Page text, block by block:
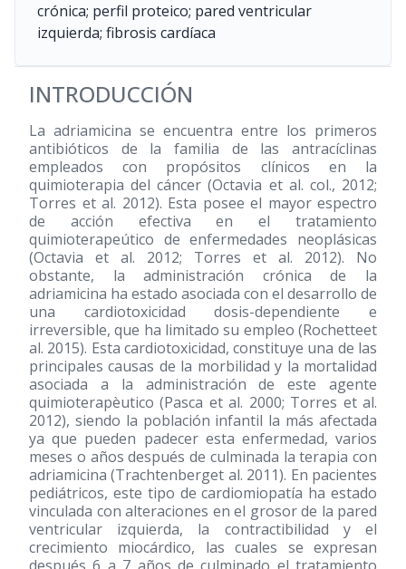
crónica; perfil proteico; pared ventricular
izquierda; fibrosis cardíaca
INTRODUCCIÓN
La adriamicina se encuentra entre los primeros
antibióticos de la familia de las antracíclinas
empleados con propósitos clínicos en la
quimioterapia del cáncer (Octavia et al. col., 2012;
Torres et al. 2012). Esta posee el mayor espectro
de acción efectiva en el tratamiento
quimioterapeútico de enfermedades neoplásicas
(Octavia et al. 2012; Torres et al. 2012). No
obstante, la administración crónica de la
adriamicina ha estado asociada con el desarrollo de
una cardiotoxicidad dosis-dependiente e
irreversible, que ha limitado su empleo (Rochetteet
al. 2015). Esta cardiotoxicidad, constituye una de las
principales causas de la morbilidad y la mortalidad
asociada a la administración de este agente
quimioterapèutico (Pasca et al. 2000; Torres et al.
2012), siendo la población infantil la más afectada
ya que pueden padecer esta enfermedad, varios
meses o años después de culminada la terapia con
adriamicina (Trachtenberget al. 2011). En pacientes
pediátricos, este tipo de cardiomiopatía ha estado
vinculada con alteraciones en el grosor de la pared
ventricular izquierda, la contractibilidad y el
crecimiento miocárdico, las cuales se expresan